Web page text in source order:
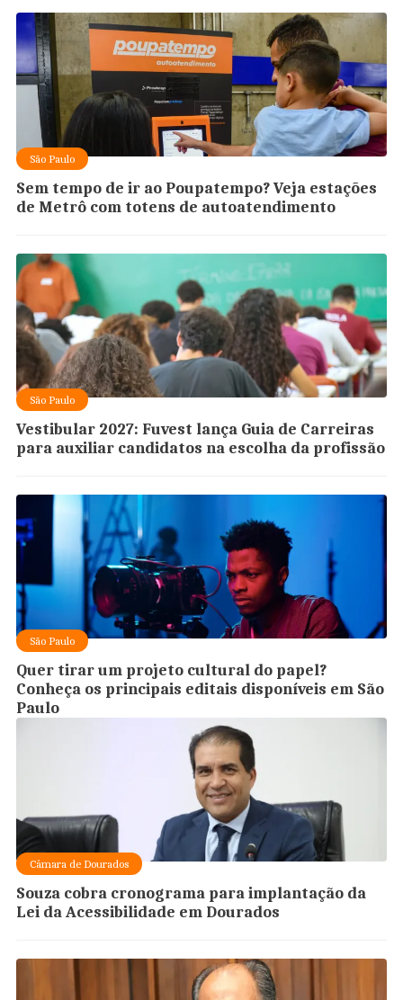
São Paulo
Sem tempo de ir ao Poupatempo? Veja estações
de Metrô com totens de autoatendimento
São Paulo
Vestibular 2027: Fuvest lança Guia de Carreiras
para auxiliar candidatos na escolha da profissão
São Paulo
Quer tirar um projeto cultural do papel?
Conheça os principais editais disponíveis em São
Paulo
Câmara de Dourados
Souza cobra cronograma para implantação da
Lei da Acessibilidade em Dourados